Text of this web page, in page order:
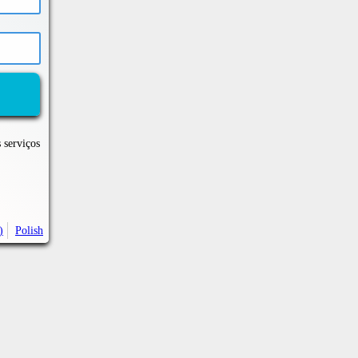
serviços
Polish